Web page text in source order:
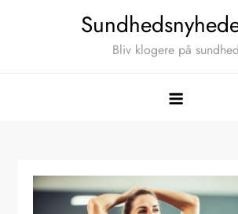
Bliv klogere på sundhed